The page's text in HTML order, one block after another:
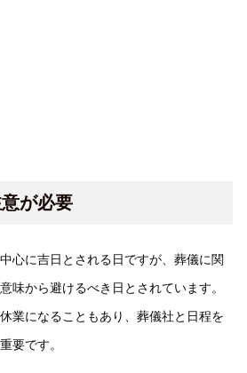
が必要
心に吉日とされる日ですが、葬儀に関
味から避けるべき日とされています。
業になることもあり、葬儀社と日程を
要です。